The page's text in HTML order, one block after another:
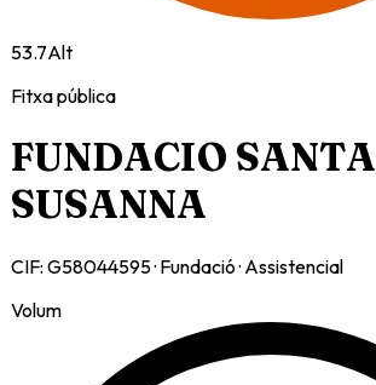
53.7Alt
Fitxa pública
FUNDACIO SANTA
SUSANNA
CIF: G58044595· Fundació· Assistencial
Volum